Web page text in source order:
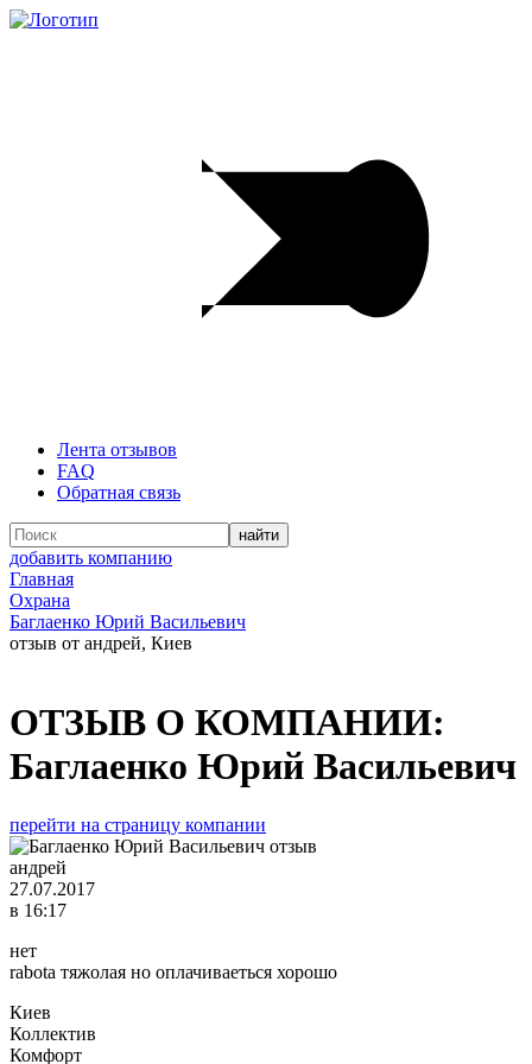
Лента отзывов
FAQ
Обратная связь
добавить компанию
Главная
Охрана
Баглаенко Юрий Васильевич
отзыв от андрей, Киев
ОТЗЫВ О КОМПАНИИ:
Баглаенко Юрий Васильевич
перейти на страницу компании
андрей
27.07.2017
в 16:17
нет
rabota тяжолая но оплачиваеться хорошо
Киев
Коллектив
Комфорт